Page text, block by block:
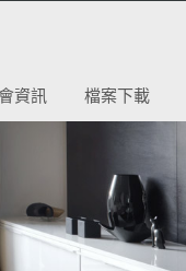
資訊 檔案下載